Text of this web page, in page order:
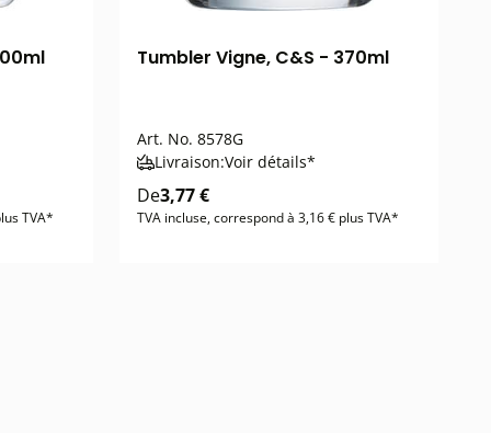
TVA*
Tumbler Vigne, C&S - 370ml
Art. No. 8578G
Livraison:Voir détails*
De3,77 €
TVA incluse, correspond à 3,16 € plus TVA*